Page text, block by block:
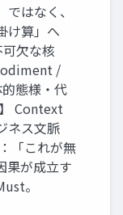
はなく、
け算」へ
欠な核
/
態様・代
Context
ネス文脈
「これが無
果が成立す
。